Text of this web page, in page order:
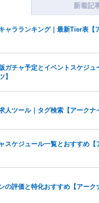
※投稿内容を確認後、
了承ください。
は復元ができませんのでご
反や、弊社に損害の及ぶ内容の書
らせていただく場合もございます
。
新着記
ャラランキング｜最新Tier表【
ガチャ予定とイベントスケジュ
】
人ツール｜タグ検索【アークナ
スケジュール一覧とおすすめ【
の評価と特化おすすめ【アーク